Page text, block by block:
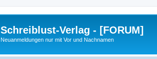
Schreiblust-Verlag - [FORUM]
Neuanmeldungen nur mit Vor und Nachnamen